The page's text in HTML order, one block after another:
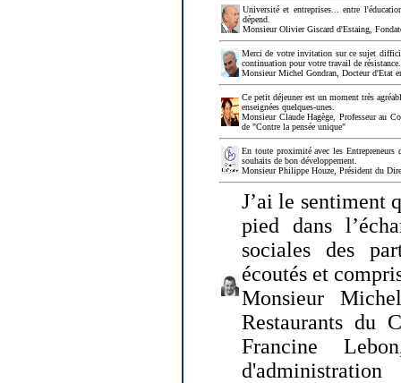
Université et entreprises... entre
dépend.
Monsieur Olivier Giscard d'Estaing,
Merci de votre invitation sur ce sujet
continuation pour votre travail de
Monsieur Michel Gondran, Docteur d'Etat
Ce petit déjeuner est un moment très
enseignées quelques-unes.
Monsieur Claude Hagège, Professeur au
de "Contre la pensée unique"
En toute proximité avec les
souhaits de bon développement.
Monsieur Philippe Houze, Président du
J’ai le sentiment
pied dans
sociales des
écoutés et
Monsieur
Restaurants du
Francine
d'administration